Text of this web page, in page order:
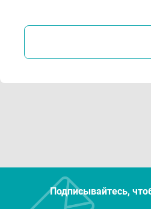
Подписывайтесь,